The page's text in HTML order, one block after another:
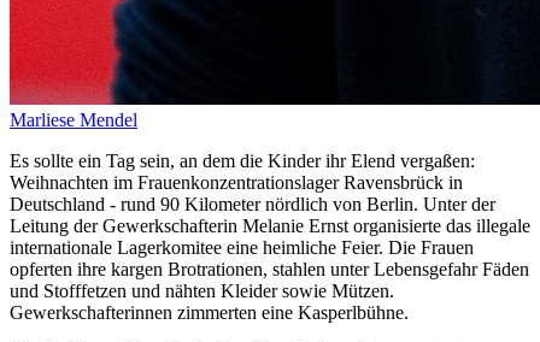
Marliese Mendel
Es sollte ein Tag sein, an dem die Kinder ihr Elend vergaßen:
Weihnachten im Frauenkonzentrationslager Ravensbrück in
Deutschland - rund 90 Kilometer nördlich von Berlin. Unter der
Leitung der Gewerkschafterin Melanie Ernst organisierte das illegale
internationale Lagerkomitee eine heimliche Feier. Die Frauen
opferten ihre kargen Brotrationen, stahlen unter Lebensgefahr Fäden
und Stofffetzen und nähten Kleider sowie Mützen.
Gewerkschafterinnen zimmerten eine Kasperlbühne.